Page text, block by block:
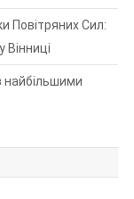
Повітряних Сил:
найбільшими